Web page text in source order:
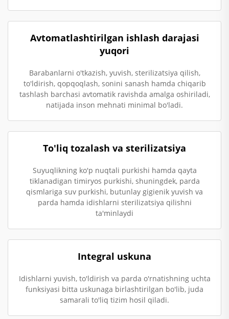
Avtomatlashtirilgan ishlash darajasi
yuqori
Barabanlarni o'tkazish, yuvish, sterilizatsiya qilish,
to'ldirish, qopqoqlash, sonini sanash hamda chiqarib
tashlash barchasi avtomatik ravishda amalga oshiriladi,
natijada inson mehnati minimal bo'ladi.
To'liq tozalash va sterilizatsiya
Suyuqlikning ko'p nuqtali purkishi hamda qayta
tiklanadigan timiryos purkishi, shuningdek, parda
qismlariga suv purkishi, butunlay gigienik yuvish va
parda hamda idishlarni sterilizatsiya qilishni
ta'minlaydi
Integral uskuna
Idishlarni yuvish, to'ldirish va parda o'rnatishning uchta
funksiyasi bitta uskunaga birlashtirilgan bo'lib, juda
samarali to'liq tizim hosil qiladi.